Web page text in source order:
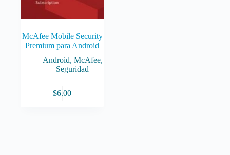
McAfee Mobile Security
Premium para Android
Android, McAfee,
Seguridad
$6.00